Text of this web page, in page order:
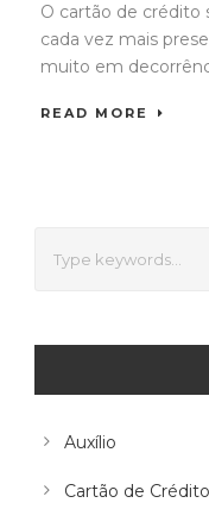
O cartão de crédito
cada vez mais
muito em
READ MORE
Auxílio
Cartão de Crédito